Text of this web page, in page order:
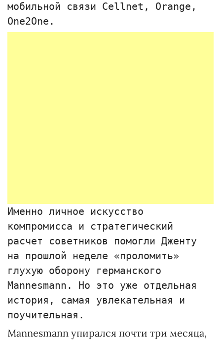
мобильной связи Cellnet, Оrange,
One2One.
Именно личное искусство
компромисса и стратегический
расчет советников помогли Дженту
на прошлой неделе «проломить»
глухую оборону германского
Mannesmann. Но это уже отдельная
история, самая увлекательная и
поучительная.
Мannesmann упирался почти три месяца,